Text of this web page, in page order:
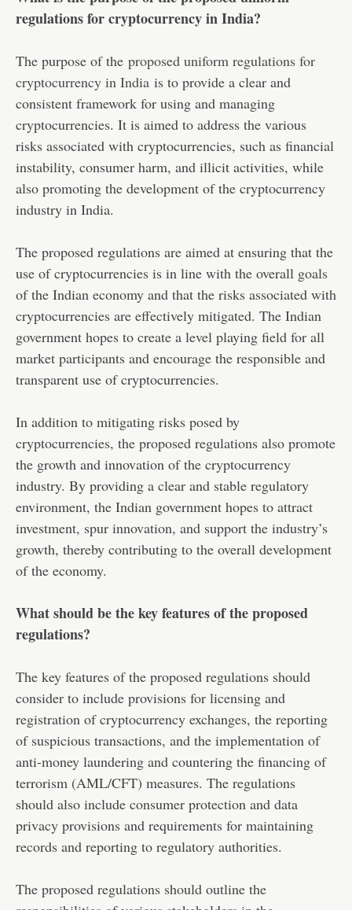
regulations for cryptocurrency in India?
The purpose of the proposed uniform regulations for
cryptocurrency in India is to provide a clear and
consistent framework for using and managing
cryptocurrencies. It is aimed to address the various
risks associated with cryptocurrencies, such as financial
instability, consumer harm, and illicit activities, while
also promoting the development of the cryptocurrency
industry in India.
The proposed regulations are aimed at ensuring that the
use of cryptocurrencies is in line with the overall goals
of the Indian economy and that the risks associated with
cryptocurrencies are effectively mitigated. The Indian
government hopes to create a level playing field for all
market participants and encourage the responsible and
transparent use of cryptocurrencies.
In addition to mitigating risks posed by
cryptocurrencies, the proposed regulations also promote
the growth and innovation of the cryptocurrency
industry. By providing a clear and stable regulatory
environment, the Indian government hopes to attract
investment, spur innovation, and support the industry’s
growth, thereby contributing to the overall development
of the economy.
What should be the key features of the proposed
regulations?
The key features of the proposed regulations should
consider to include provisions for licensing and
registration of cryptocurrency exchanges, the reporting
of suspicious transactions, and the implementation of
anti-money laundering and countering the financing of
terrorism (AML/CFT) measures. The regulations
should also include consumer protection and data
privacy provisions and requirements for maintaining
records and reporting to regulatory authorities.
The proposed regulations should outline the